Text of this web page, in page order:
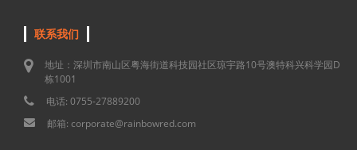
联系我们
地址：深圳市南山区粤海街道科技园社区琼宇路10号澳特科兴科学园D
栋1001
电话: 0755-27889200
邮箱: corporate@rainbowred.com